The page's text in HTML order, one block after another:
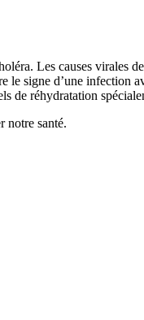
Les causes virales
signe d’une infection
de réhydratation
notre santé.